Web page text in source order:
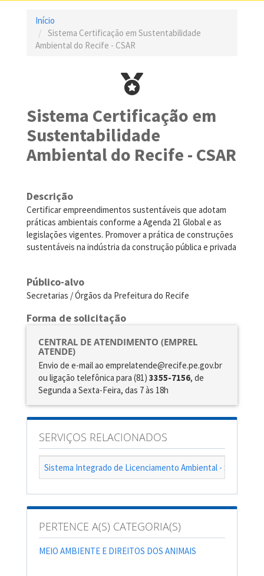
Início
Sistema Certificação em Sustentabilidade
Ambiental do Recife - CSAR
Sistema Certificação em
Sustentabilidade
Ambiental do Recife - CSAR
Descrição
Certificar empreendimentos sustentáveis que adotam
práticas ambientais conforme a Agenda 21 Global e as
legislações vigentes. Promover a prática de construções
sustentáveis na indústria da construção pública e privada
Público-alvo
Secretarias / Órgãos da Prefeitura do Recife
Forma de solicitação
CENTRAL DE ATENDIMENTO (EMPREL
ATENDE)
Envio de e-mail ao emprelatende@recife.pe.gov.br
ou ligação telefônica para (81) 3355-7156, de
Segunda a Sexta-Feira, das 7 às 18h
SERVIÇOS RELACIONADOS
Sistema Integrado de Licenciamento Ambiental - SILIA
PERTENCE A(S) CATEGORIA(S)
MEIO AMBIENTE E DIREITOS DOS ANIMAIS